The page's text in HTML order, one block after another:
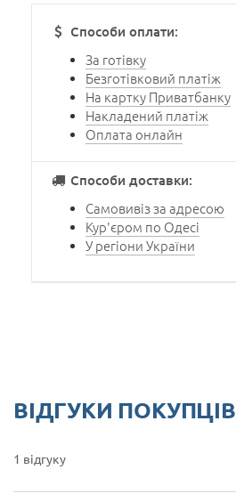
Способи оплати:
За готівку
Безготівковий платіж
На картку Приватбанку
Накладений платіж
Оплата онлайн
Способи доставки:
Самовивіз за адресою
Кур'єром по Одесі
У регіони України
ВІДГУКИ ПОКУПЦІВ
1 відгуку